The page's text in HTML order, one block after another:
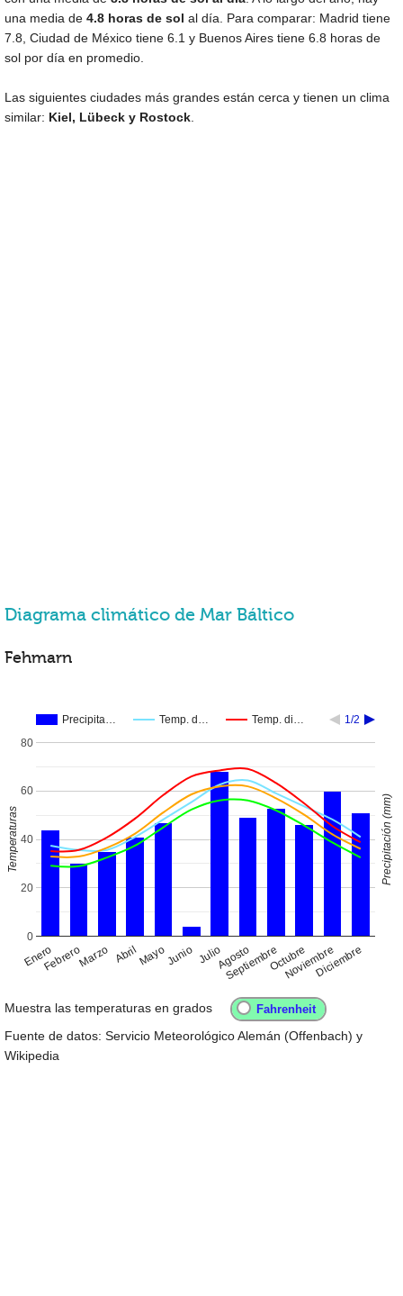
una media de 4.8 horas de sol al día. Para comparar: Madrid tiene
7.8, Ciudad de México tiene 6.1 y Buenos Aires tiene 6.8 horas de
sol por día en promedio.
Las siguientes ciudades más grandes están cerca y tienen un clima
similar: Kiel, Lübeck y Rostock
Diagrama climático de Mar Báltico
Fehmarn
Precipita… Temp. d… Temp. di… 1/2
EneroFebreroMarzo AbrilMayoJunio JulioAgosto
SeptiembreOctubre
NoviembreDiciembre
0
20
40
60
80
Temperaturas Precipitación (mm)
Muestra las temperaturas en grados
Fuente de datos: Servicio Meteorológico Alemán (Offenbach) y
Wikipedia